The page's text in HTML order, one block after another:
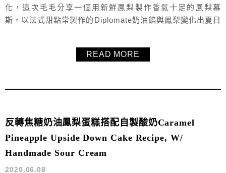
化，這次毛毛分享一個用新鮮鳳梨製作香氣十足的鳳梨慕
斯，以法式甜點常製作的Diplomate奶油餡與鳳梨變化出夏日
這個法式鳳梨慕斯的食譜，還有蘭姆鳳梨果泥coulis，真是非
READ MORE
反轉焦糖奶油鳳梨蛋糕搭配自製酸奶Caramel
Pineapple Upside Down Cake Recipe, W/
Handmade Sour Cream
2020.06.08